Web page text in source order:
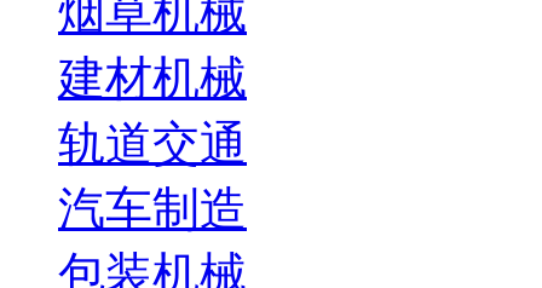
烟草机械
建材机械
轨道交通
汽车制造
包装机械